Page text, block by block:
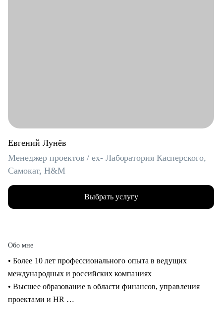
Евгений Лунёв
Менеджер проектов / ex- Лаборатория Касперского,
Самокат, H&M
Выбрать услугу
Обо мне
• Более 10 лет профессионального опыта в ведущих
международных и российских компаниях
• Высшее образование в области финансов, управления
проектами и HR